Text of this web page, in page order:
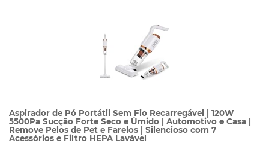
Aspirador de Pó Portátil Sem Fio Recarregável | 120W
5500Pa Sucção Forte Seco e Úmido | Automotivo e Casa |
Remove Pelos de Pet e Farelos | Silencioso com 7
Acessórios e Filtro HEPA Lavável